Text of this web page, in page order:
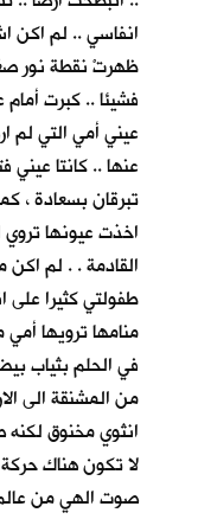
انفاسي .. لم اكن
ظهرتْ نقطة نور
فشيئا .. كبرت
عيني أمي التي لم
عنها .. كانتا عيني
تبرقان بسعادة ،
اخذت عيونها
القادمة . . لم اكن
طفولتي كثيرا
منامها ترويها أمي
في الحلم بثياب
من المشنقة الى
انثوي مخنوق
لا تكون هناك حركة
صوت الهي من